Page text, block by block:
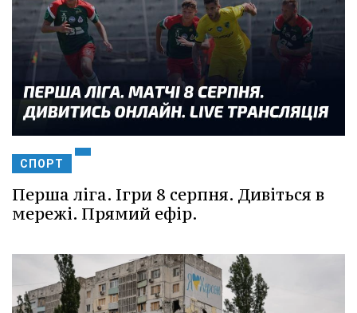
СПОРТ
Перша ліга. Ігри 8 серпня. Дивіться в
мережі. Прямий ефір.